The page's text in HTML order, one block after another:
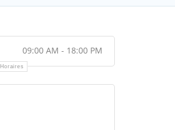
09:00 AM - 18:00 PM
Horaires